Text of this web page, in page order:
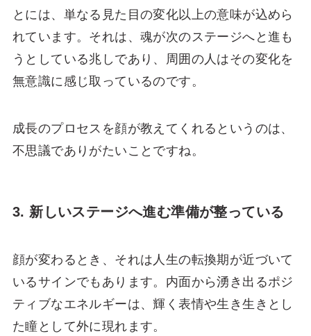
とには、単なる見た目の変化以上の意味が込めら
れています。それは、魂が次のステージへと進も
うとしている兆しであり、周囲の人はその変化を
無意識に感じ取っているのです。
成長のプロセスを顔が教えてくれるというのは、
不思議でありがたいことですね。
3. 新しいステージへ進む準備が整っている
顔が変わるとき、それは人生の転換期が近づいて
いるサインでもあります。内面から湧き出るポジ
ティブなエネルギーは、輝く表情や生き生きとし
た瞳として外に現れます。